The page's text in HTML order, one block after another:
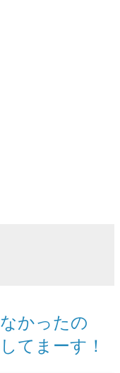
かったの
てまーす！